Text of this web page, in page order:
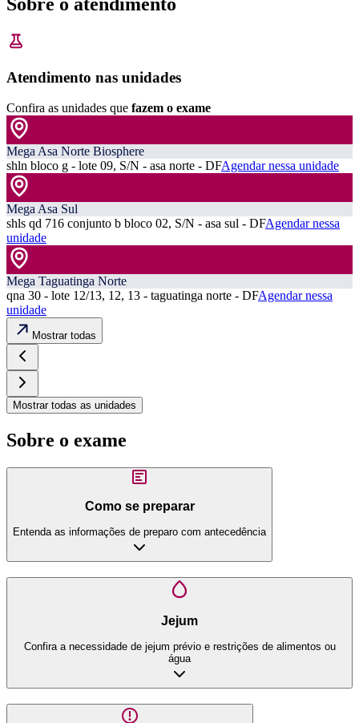
Atendimento nas unidades
Confira as unidades que fazem o exame
Mega Asa Norte Biosphere
shln bloco g - lote 09, S/N - asa norte - DFAgendar nessa unidade
Mega Asa Sul
shls qd 716 conjunto b bloco 02, S/N - asa sul - DFAgendar nessa
unidade
Mega Taguatinga Norte
qna 30 - lote 12/13, 12, 13 - taguatinga norte - DFAgendar nessa
unidade
Mostrar todas
Mostrar todas as unidades
Sobre o exame
Como se preparar
Entenda as informações de preparo com antecedência
Jejum
Confira a necessidade de jejum prévio e restrições de alimentos ou
água